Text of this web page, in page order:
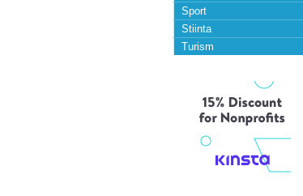
Sport
Stiinta
Turism